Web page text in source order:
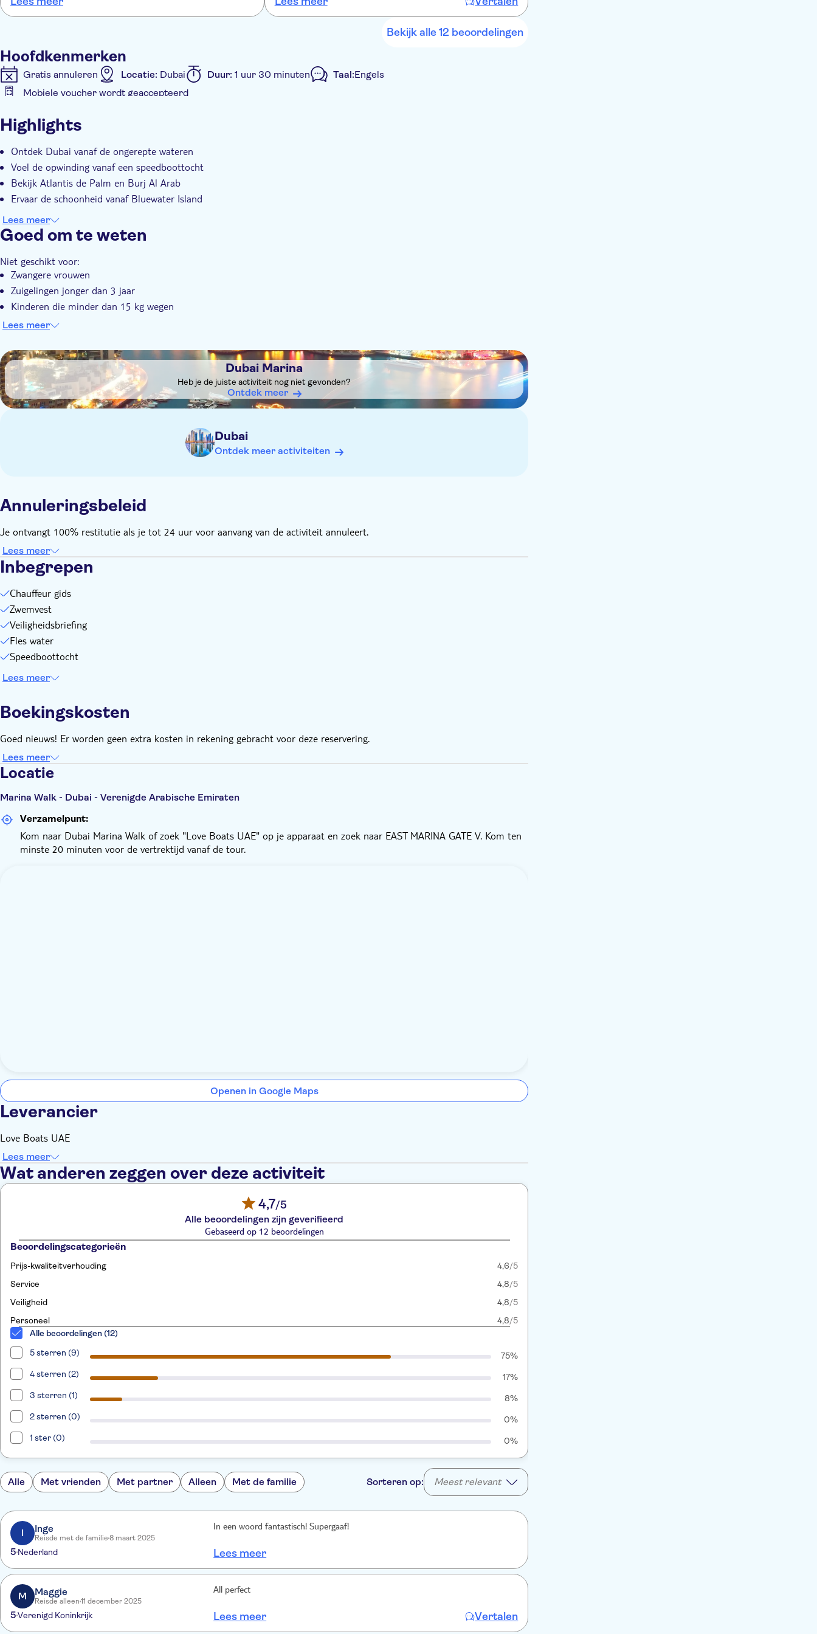
Bekijk alle 12 beoordelingen
Hoofdkenmerken
Gratis annuleren Locatie: Dubai Duur: 1 uur 30 minuten Taal:Engels
Mobiele voucher wordt geaccepteerd
Instant confirmation
Highlights
Ontdek Dubai vanaf de ongerepte wateren
Voel de opwinding vanaf een speedboottocht
Bekijk Atlantis de Palm en Burj Al Arab
Ervaar de schoonheid vanaf Bluewater Island
Lees meer
Goed om te weten
Niet geschikt voor:
Zwangere vrouwen
Zuigelingen jonger dan 3 jaar
Kinderen die minder dan 15 kg wegen
Mensen met een handicap of medische aandoeningen, met name rug-, skelet- of hartaandoeningen
Huisdieren zijn niet toegestaan aan boord
Van tevoren weten:
Passagiers vanaf 3-11 jaar moeten worden begeleid door een betalende volwassene
De tochten zijn afhankelijk vanaf de weersomstandigheden op het moment vanaf vertrek
Lees meer
DSA1Dubai Marina
Dubai Marina
Heb je de juiste activiteit nog niet gevonden?
Ontdek meer
Dubai
Ontdek meer activiteiten
Annuleringsbeleid
Je ontvangt 100% restitutie als je tot 24 uur voor aanvang van de activiteit annuleert.
Lees meer
Inbegrepen
Chauffeur gids
Zwemvest
Veiligheidsbriefing
Fles water
Speedboottocht
Lees meer
Boekingskosten
Goed nieuws! Er worden geen extra kosten in rekening gebracht voor deze reservering.
Lees meer
Locatie
Marina Walk - Dubai - Verenigde Arabische Emiraten
Verzamelpunt:
Kom naar Dubai Marina Walk of zoek "Love Boats UAE" op je apparaat en zoek naar EAST MARINA GATE V. Kom ten
minste 20 minuten voor de vertrektijd vanaf de tour.
Openen in Google Maps
Leverancier
Love Boats UAE
Lees meer
Wat anderen zeggen over deze activiteit
4,7/5
Alle beoordelingen zijn geverifieerd
Gebaseerd op 12 beoordelingen
Beoordelingscategorieën
Prijs-kwaliteitverhouding 4,6/5
Service
4,8/5
Veiligheid
4,8/5
Personeel
4,8/5
Alle beoordelingen (12)
5 sterren (9)
75%
4 sterren (2)
17%
3 sterren (1)
8%
2 sterren (0)
0%
1 ster (0)
0%
Alle Met vrienden Met partner Alleen Met de familie Sorteren op: Meest relevant
I Inge
Reisde met de familie 8 maart 2025
5 Nederland
In een woord fantastisch! Supergaaf!
Lees meer
M Maggie
Reisde alleen 11 december 2025
5Verenigd Koninkrijk
All perfect
Lees meer Vertalen